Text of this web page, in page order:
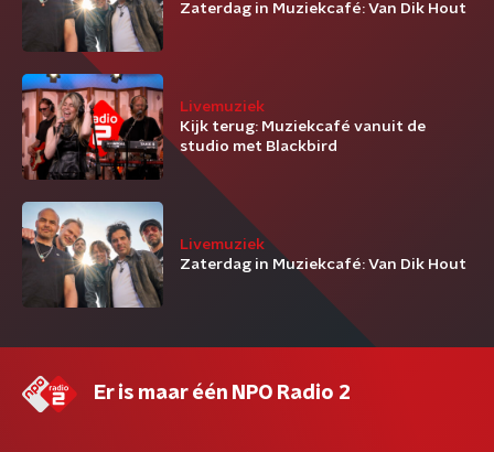
Zaterdag in Muziekcafé: Van Dik Hout
Livemuziek
Kijk terug: Muziekcafé vanuit de
studio met Blackbird
Livemuziek
Zaterdag in Muziekcafé: Van Dik Hout
Er is maar één NPO Radio 2